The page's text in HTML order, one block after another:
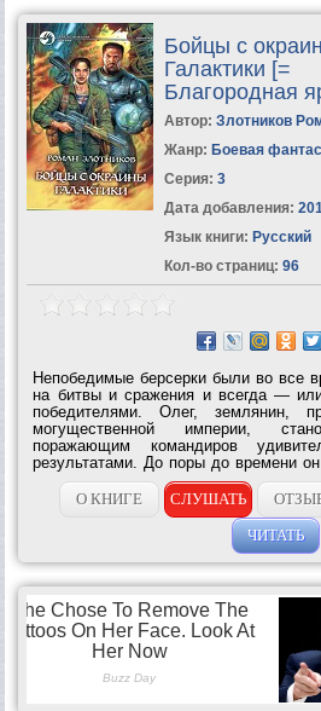
Бойцы с
Галактики [=
Благородная
Автор: Злотников
Жанр: Боевая
Серия: 3
Дата добавления:
Язык книги: Русский
Кол-во страниц: 96
Непобедимые берсерки были во все
на битвы и сражения и всегда —
победителями. Олег, землянин,
могущественной империи,
поражающим командиров
результатами. До поры до времени
скрывает свои возможности
удивительной принцессой и угроза...
О КНИГЕ СЛУШАТЬ
ЧИТАТЬ